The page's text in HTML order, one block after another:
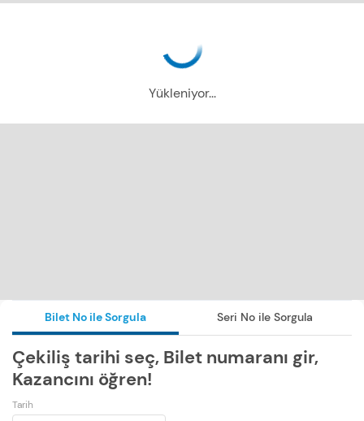
Bilet No ile Sorgula Seri No ile Sorgula
Çekiliş tarihi seç, Bilet numaranı gir,
Kazancını öğren!
Tarih